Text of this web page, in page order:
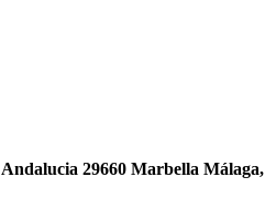
29660 Marbella Málaga,